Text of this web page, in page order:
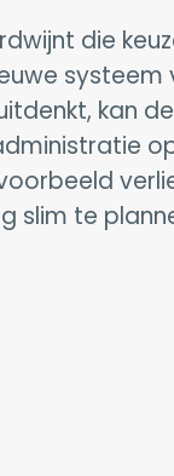
die
systeem
kan
slim te